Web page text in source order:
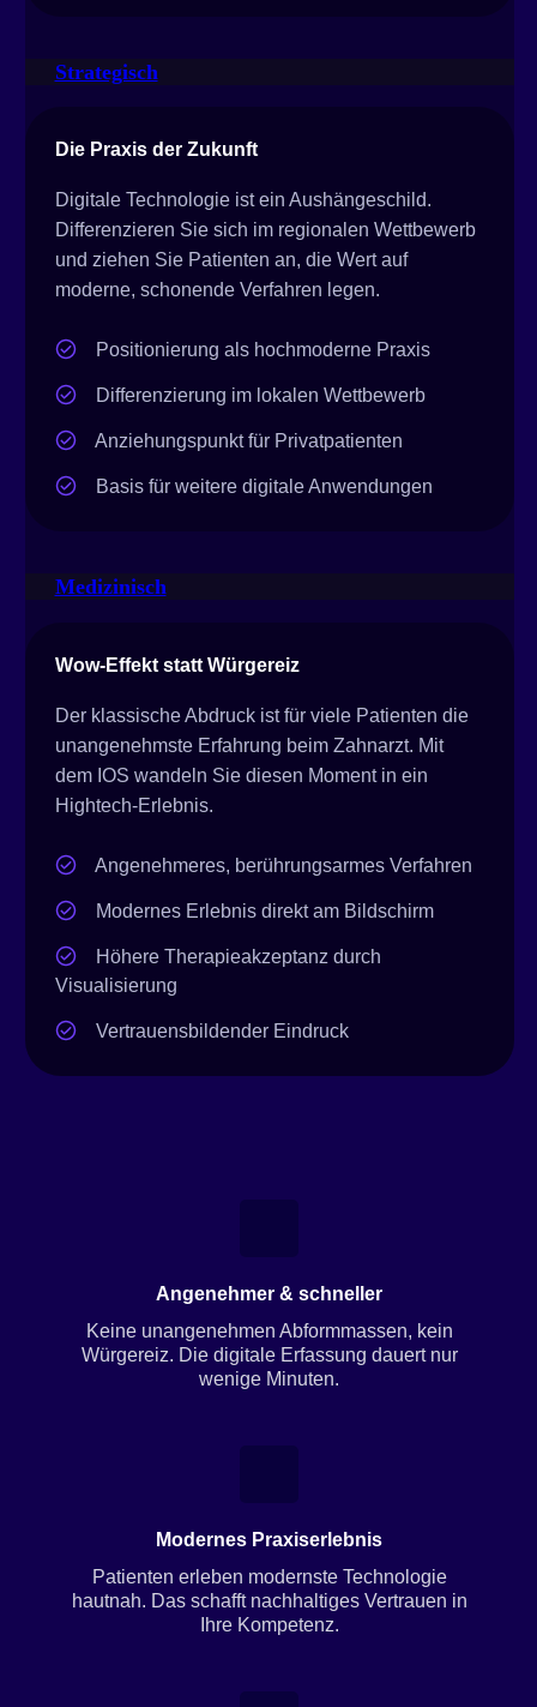
Strategisch
Die Praxis der Zukunft
Digitale Technologie ist ein Aushängeschild.
Differenzieren Sie sich im regionalen Wettbewerb
und ziehen Sie Patienten an, die Wert auf
moderne, schonende Verfahren legen.
Positionierung als hochmoderne Praxis
Differenzierung im lokalen Wettbewerb
Anziehungspunkt für Privatpatienten
Basis für weitere digitale Anwendungen
Medizinisch
Wow-Effekt statt Würgereiz
Der klassische Abdruck ist für viele Patienten die
unangenehmste Erfahrung beim Zahnarzt. Mit
dem IOS wandeln Sie diesen Moment in ein
Hightech-Erlebnis.
Angenehmeres, berührungsarmes Verfahren
Modernes Erlebnis direkt am Bildschirm
Höhere Therapieakzeptanz durch
Visualisierung
Vertrauensbildender Eindruck
Angenehmer & schneller
Keine unangenehmen Abformmassen, kein
Würgereiz. Die digitale Erfassung dauert nur
wenige Minuten.
Modernes Praxiserlebnis
Patienten erleben modernste Technologie
hautnah. Das schafft nachhaltiges Vertrauen in
Ihre Kompetenz.